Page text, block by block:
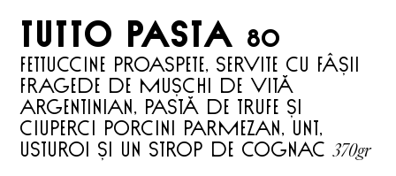
tutto pasta 80
FETTUCCINE PROASPETE, SERVITE CU FÂȘII
FRAGEDE DE MUȘCHI DE VITĂ
ARGENTINIAN, PASTĂ DE TRUFE ȘI
CIUPERCI PORCINI PARMEZAN, UNT,
USTUROI ȘI UN STROP DE COGNAC370gr